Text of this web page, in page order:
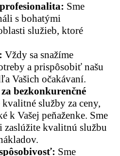
Sme
s bohatými
služieb, ktoré
Vždy sa snažíme
a prispôsobiť našu
Vašich očakávaní.
bezkonkurenčné
kvalitné služby za ceny,
k Vašej peňaženke. Sme
zaslúžite kvalitnú službu
Sme